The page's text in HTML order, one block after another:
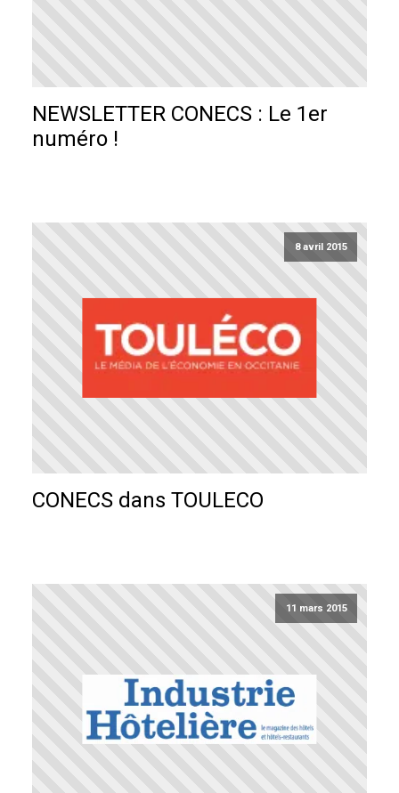
NEWSLETTER CONECS : Le 1er
numéro !
8 avril 2015
CONECS dans TOULECO
11 mars 2015